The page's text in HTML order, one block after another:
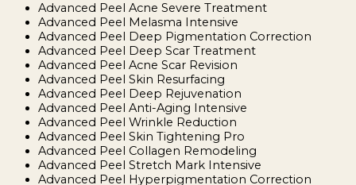
Advanced Peel Acne Severe Treatment
Advanced Peel Melasma Intensive
Advanced Peel Deep Pigmentation Correction
Advanced Peel Deep Scar Treatment
Advanced Peel Acne Scar Revision
Advanced Peel Skin Resurfacing
Advanced Peel Deep Rejuvenation
Advanced Peel Anti-Aging Intensive
Advanced Peel Wrinkle Reduction
Advanced Peel Skin Tightening Pro
Advanced Peel Collagen Remodeling
Advanced Peel Stretch Mark Intensive
Advanced Peel Hyperpigmentation Correction